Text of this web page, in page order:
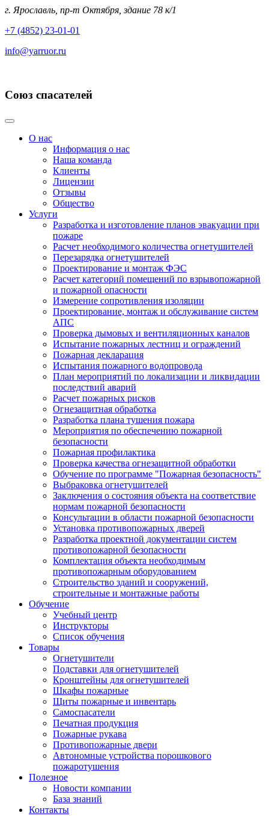
г. Ярославль, пр-т Октября, здание 78 к/1
+7 (4852) 23-01-01
info@yarruor.ru
Союз спасателей
О нас
Информация о нас
Наша команда
Клиенты
Лицензии
Отзывы
Общество
Услуги
Разработка и изготовление планов эвакуации при
пожаре
Расчет необходимого количества огнетушителей
Перезарядка огнетушителей
Проектирование и монтаж ФЭС
Расчет категорий помещений по взрывопожарной
и пожарной опасности
Измерение сопротивления изоляции
Проектирование, монтаж и обслуживание систем
АПС
Проверка дымовых и вентиляционных каналов
Испытание пожарных лестниц и ограждений
Пожарная декларация
Испытания пожарного водопровода
План мероприятий по локализации и ликвидации
последствий аварий
Расчет пожарных рисков
Огнезащитная обработка
Разработка плана тушения пожара
Мероприятия по обеспечению пожарной
безопасности
Пожарная профилактика
Проверка качества огнезащитной обработки
Обучение по программе "Пожарная безопасность"
Выбраковка огнетушителей
Заключения о состояния объекта на соответствие
нормам пожарной безопасности
Консультации в области пожарной безопасности
Установка противопожарных дверей
Разработка проектной документации систем
противопожарной безопасности
Комплектация объекта необходимым
противопожарным оборудованием
Строительство зданий и сооружений,
строительные и монтажные работы
Обучение
Учебный центр
Инструкторы
Список обучения
Товары
Огнетушители
Подставки для огнетушителей
Кронштейны для огнетушителей
Шкафы пожарные
Щиты пожарные и инвентарь
Самоспасатели
Печатная продукция
Пожарные рукава
Противопожарные двери
Автономные устройства порошкового
пожаротушения
Полезное
Новости компании
База знаний
Контакты